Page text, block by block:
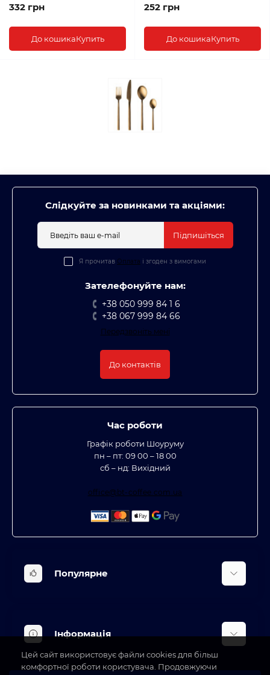
332 грн
До кошикаКупить
252 грн
До кошикаКупить
Слідкуйте за новинками та акціями:
Підпишіться
Я прочитав Оплата і згоден з вимогами
Зателефонуйте нам:
+38 050 999 84 1 6
+38 067 999 84 66
Передзвоніть мені
До контактів
Час роботи
Графік роботи Шоуруму
пн – пт: 09 00 – 18 00
сб – нд: Вихідний
office@bt-coffee.com.ua
Популярне
Кліматична техніка
Аксесуари та насадки
Будинок, сад, город
Інформація
Доставка
Цей сайт використовує файли cookies для більш
комфортної роботи користувача. Продовжуючи